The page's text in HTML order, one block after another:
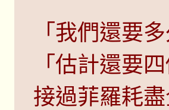
「我們還要
「估計還要
接過菲羅耗